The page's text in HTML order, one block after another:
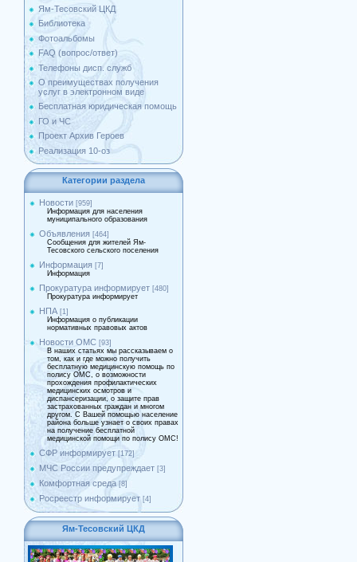
Ям-Тесовский ЦКД
Библиотека
Фотоальбомы
FAQ (вопрос/ответ)
Телефоны дисп. служб
О преимуществах получения
услуг в электронном виде
Бесплатная юридическая помощь
ГО и ЧС
Проект Архив Героев
Реализация 10-оз
Категории раздела
Новости [959]
Информация для населения
муниципального образования
Объявления [464]
Сообщения для жителей Ям-
Тесовского сельского поселения
Информация [7]
Информация
Прокуратура информирует [480]
Прокуратура информирует
НПА [1]
Информация о публикации
нормативных правовых актов
Новости ОМС [93]
В наших статьях мы рассказываем о
том, как и где можно получить
бесплатную медицинскую помощь по
полису ОМС, о возможности
прохождения профилактических
медицинских осмотров и
диспансеризации, о защите прав
застрахованных граждан и многом
другом. С Вашей помощью население
района больше узнает о своих правах
на получение бесплатной
медицинской помощи по полису ОМС!
СФР информирует [172]
МЧС России предупреждает [3]
Комфортная среда [8]
Росреестр информирует [4]
Ям-Тесовский ЦКД